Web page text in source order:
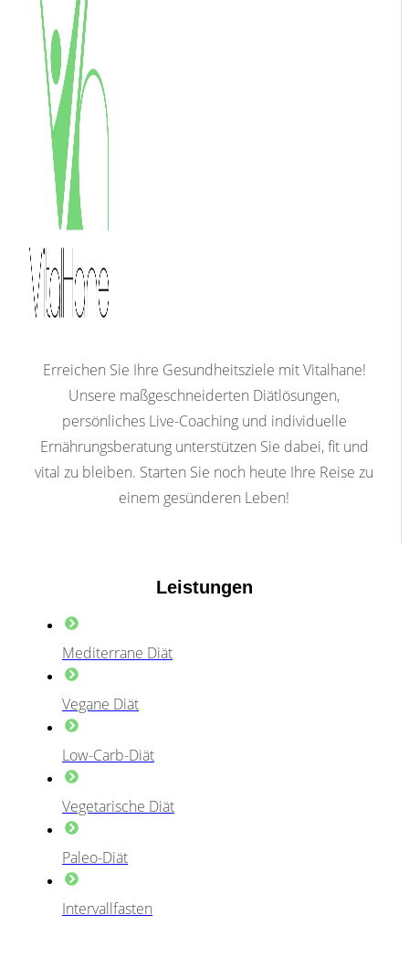
Erreichen Sie Ihre Gesundheitsziele mit Vitalhane!
Unsere maßgeschneiderten Diätlösungen,
persönliches Live-Coaching und individuelle
Ernährungsberatung unterstützen Sie dabei, fit und
vital zu bleiben. Starten Sie noch heute Ihre Reise zu
einem gesünderen Leben!
Leistungen
Mediterrane Diät
Vegane Diät
Low-Carb-Diät
Vegetarische Diät
Paleo-Diät
Intervallfasten